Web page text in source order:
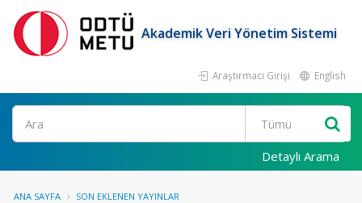
Akademik Veri Yönetim Sistemi
Araştırmacı Girişi English
Ara
Detaylı Arama
ANA SAYFA SON EKLENEN YAYINLAR